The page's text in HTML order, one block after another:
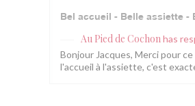
Bel accueil - Belle assiette -
Au Pied de Cochonhas
Bonjour Jacques, Merci pour
l'accueil à l'assiette, c'est